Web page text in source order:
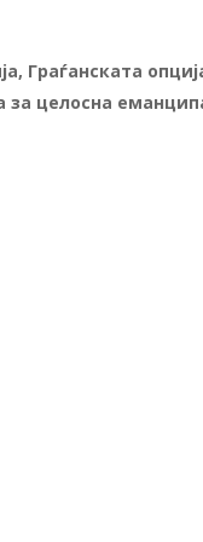
Граѓанската
за целосна